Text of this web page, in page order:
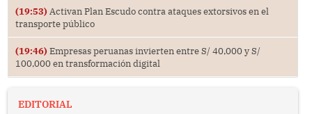
(19:53) Activan Plan Escudo contra ataques extorsivos en el
transporte público
(19:46) Empresas peruanas invierten entre S/ 40,000 y S/
100,000 en transformación digital
EDITORIAL